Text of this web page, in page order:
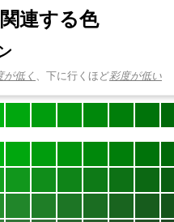
連する色
が低く 、下に行くほど彩度が低い